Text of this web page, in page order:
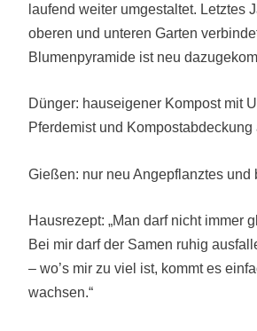
laufend weiter umgestaltet. Letztes
oberen und unteren Garten
Blumenpyramide ist neu
Dünger: hauseigener Kompost mit
Pferdemist und
Gießen: nur neu Angepflanztes
Hausrezept: „Man darf nicht immer
Bei mir darf der Samen ruhig
– wo’s mir zu viel ist, kommt es
wachsen.“